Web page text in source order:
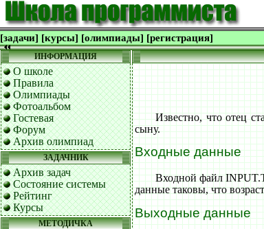
[задачи] [курсы] [олимпиады] [регистрация]
ИНФОРМАЦИЯ
О школе
Правила
Олимпиады
Фотоальбом
Гостевая
Форум
Архив олимпиад
ЗАДАЧНИК
Архив задач
Состояние системы
Рейтинг
Курсы
МЕТОДИЧКА
Известно, что отец
сыну.
Входные данные
Входной файл
данные таковы, что
Выходные данные